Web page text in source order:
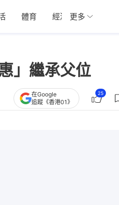
體育 經濟 01深圳
更多
」繼承父位
在Google
追蹤《香港01》
25